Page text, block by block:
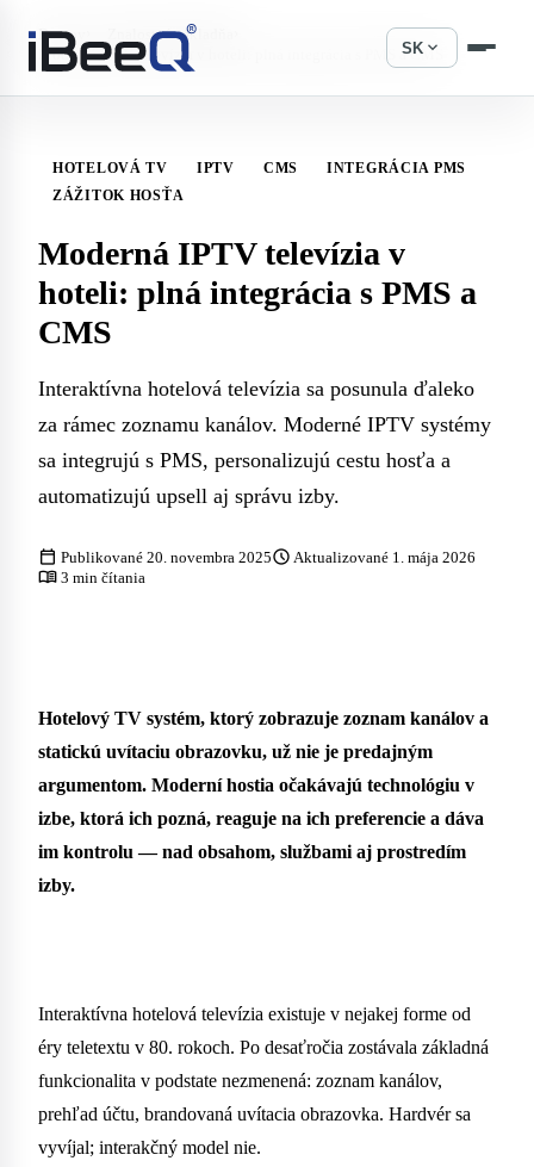
SK expand_more
Domov Znalostná základňa
Moderná IPTV televízia v hoteli: plná integrácia s PMS a CMS
HOTELOVÁ TV IPTV CMS
INTEGRÁCIA PMS
ZÁŽITOK HOSŤA
Moderná IPTV televízia v
hoteli: plná integrácia s PMS a
CMS
Interaktívna hotelová televízia sa posunula ďaleko
za rámec zoznamu kanálov. Moderné IPTV systémy
sa integrujú s PMS, personalizujú cestu hosťa a
automatizujú upsell aj správu izby.
calendar_today Publikované 20. novembra 2025schedule Aktualizované 1. mája 2026
menu_book 3 min čítania
Hotelový TV systém, ktorý zobrazuje zoznam kanálov a
statickú uvítaciu obrazovku, už nie je predajným
argumentom. Moderní hostia očakávajú technológiu v
izbe, ktorá ich pozná, reaguje na ich preferencie a dáva
im kontrolu — nad obsahom, službami aj prostredím
izby.
Interaktívna hotelová televízia existuje v nejakej forme od
éry teletextu v 80. rokoch. Po desaťročia zostávala základná
funkcionalita v podstate nezmenená: zoznam kanálov,
prehľad účtu, brandovaná uvítacia obrazovka. Hardvér sa
vyvíjal; interakčný model nie.